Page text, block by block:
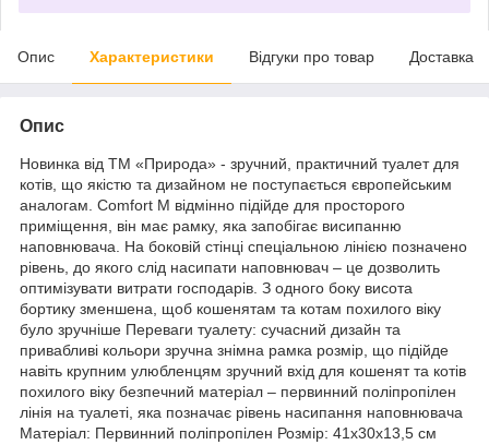
Опис Характеристики Відгуки про товар Доставка
Опис
Новинка від ТМ «Природа» - зручний, практичний туалет для
котів, що якістю та дизайном не поступається європейським
аналогам. Comfort M відмінно підійде для просторого
приміщення, він має рамку, яка запобігає висипанню
наповнювача. На боковій стінці спеціальною лінією позначено
рівень, до якого слід насипати наповнювач – це дозволить
оптимізувати витрати господарів. З одного боку висота
бортику зменшена, щоб кошенятам та котам похилого віку
було зручніше Переваги туалету: сучасний дизайн та
привабливі кольори зручна знімна рамка розмір, що підійде
навіть крупним улюбленцям зручний вхід для кошенят та котів
похилого віку безпечний матеріал – первинний поліпропілен
лінія на туалеті, яка позначає рівень насипання наповнювача
Матеріал: Первинний поліпропілен Розмір: 41х30х13,5 см